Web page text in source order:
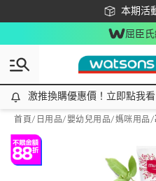
本期活
下載
屈臣
激推換購優惠價！立即點我看
激推換購優惠價！立即點我看
首頁/ 日用品/嬰幼兒用品/媽咪用品/